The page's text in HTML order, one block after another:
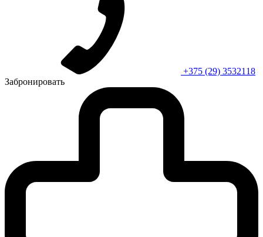
+375 (29) 3532118
Забронировать